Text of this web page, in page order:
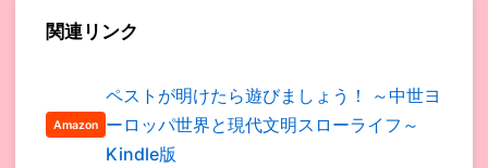
関連リンク
Amazon
ペストが明けたら遊びましょう！ ～中世ヨ
ーロッパ世界と現代文明スローライフ～
Kindle版